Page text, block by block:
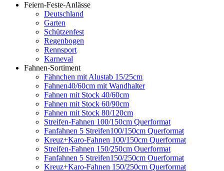
Feiern-Feste-Anlässe
Deutschland
Garten
Schützenfest
Regenbogen
Rennsport
Karneval
Fahnen-Sortiment
Fähnchen mit Alustab 15/25cm
Fahnen40/60cm mit Wandhalter
Fahnen mit Stock 40/60cm
Fahnen mit Stock 60/90cm
Fahnen mit Stock 80/120cm
Streifen-Fahnen 100/150cm Querformat
Fanfahnen 5 Streifen100/150cm Querformat
Kreuz+Karo-Fahnen 100/150cm Querformat
Streifen-Fahnen 150/250cm Ouerformat
Fanfahnen 5 Streifen150/250cm Ouerformat
Kreuz+Karo-Fahnen 150/250cm Querformat